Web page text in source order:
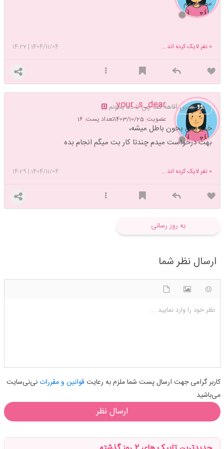
ممنونممم
1404/11/04
|
14:27 0 نفر لایک کرده اند ...
your_s_dear
عضویت: 1403/10/25 تعداد پست: 16
همین آقاهه گف چن تا دعا بخونم
خب پس بخون باطل میشه،
بهت درخواست میدم چندتا کار بت میگم انجام بده
1404/11/04
|
14:29 0 نفر لایک کرده اند ...
به روز رسانی
ارسال نظر شما
نظر خود را وارد نمایید ...
کاربر گرامی جهت ارسال پست شما ملزم به رعایت قوانین و مقرراتنی‌نی‌سایت
می‌باشید
ارسال نظر